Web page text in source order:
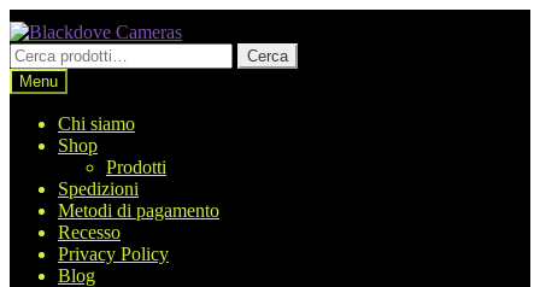
Vai
alla
navigazione
Vai
al
contenuto
Cerca:
Cerca
Menu
Chi siamo
Shop
Prodotti
Spedizioni
Metodi di pagamento
Recesso
Privacy Policy
Blog